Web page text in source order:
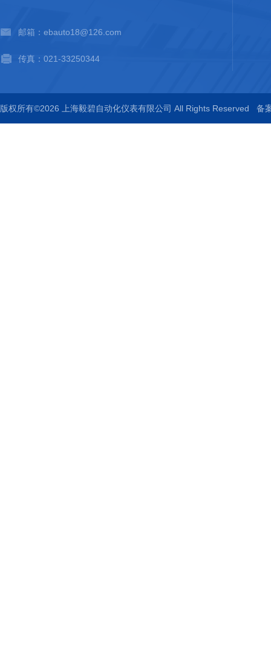
邮箱：ebauto18@126.com
传真：021-33250344
版权所有©2026 上海毅碧自动化仪表有限公司 All Rights Reserved 备